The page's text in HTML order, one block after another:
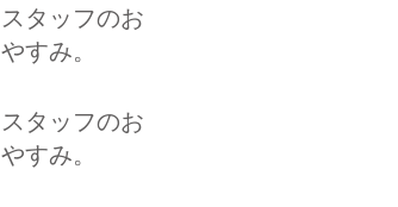
スタッフのお
やすみ。
スタッフのお
やすみ。